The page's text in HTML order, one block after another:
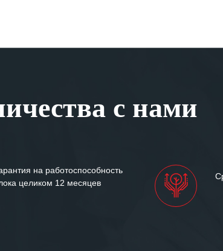
с нами
на работоспособность
целиком 12 месяцев